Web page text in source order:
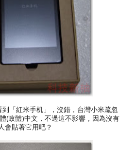
「紅米手机」，沒錯，台灣小米疏忽
(政體)中文，不過這不影響，因為沒有
人會貼著它用吧？